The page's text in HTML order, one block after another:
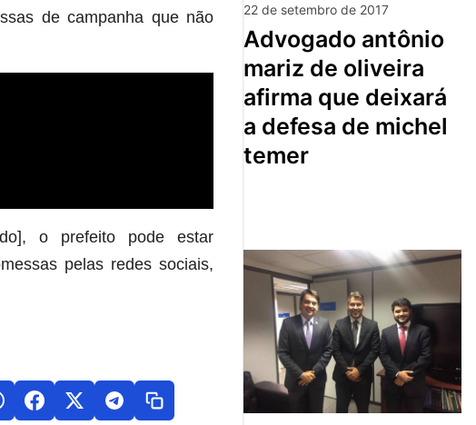
de campanha que não
o prefeito pode estar
pelas redes sociais,
22 de setembro de 2017
advogado antônio
mariz de oliveira
afirma que deixará
a defesa de michel
temer